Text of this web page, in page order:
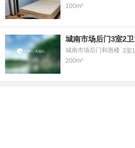
100m²
城南市场后门3室2
城南市场后门和惠楼 3室
200m²